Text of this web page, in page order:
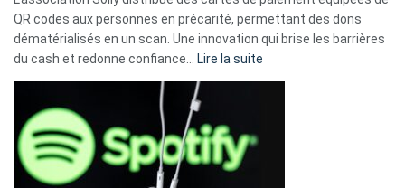
QR codes aux personnes en précarité, permettant des dons
dématérialisés en un scan. Une innovation qui brise les barrières
du cash et redonne confiance…
Lire la suite